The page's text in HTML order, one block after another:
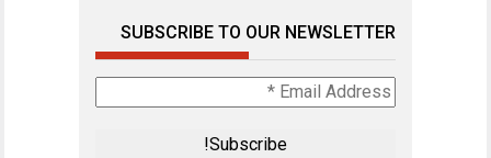
SUBSCRIBE TO OUR NEWSLETTER
Email
Address